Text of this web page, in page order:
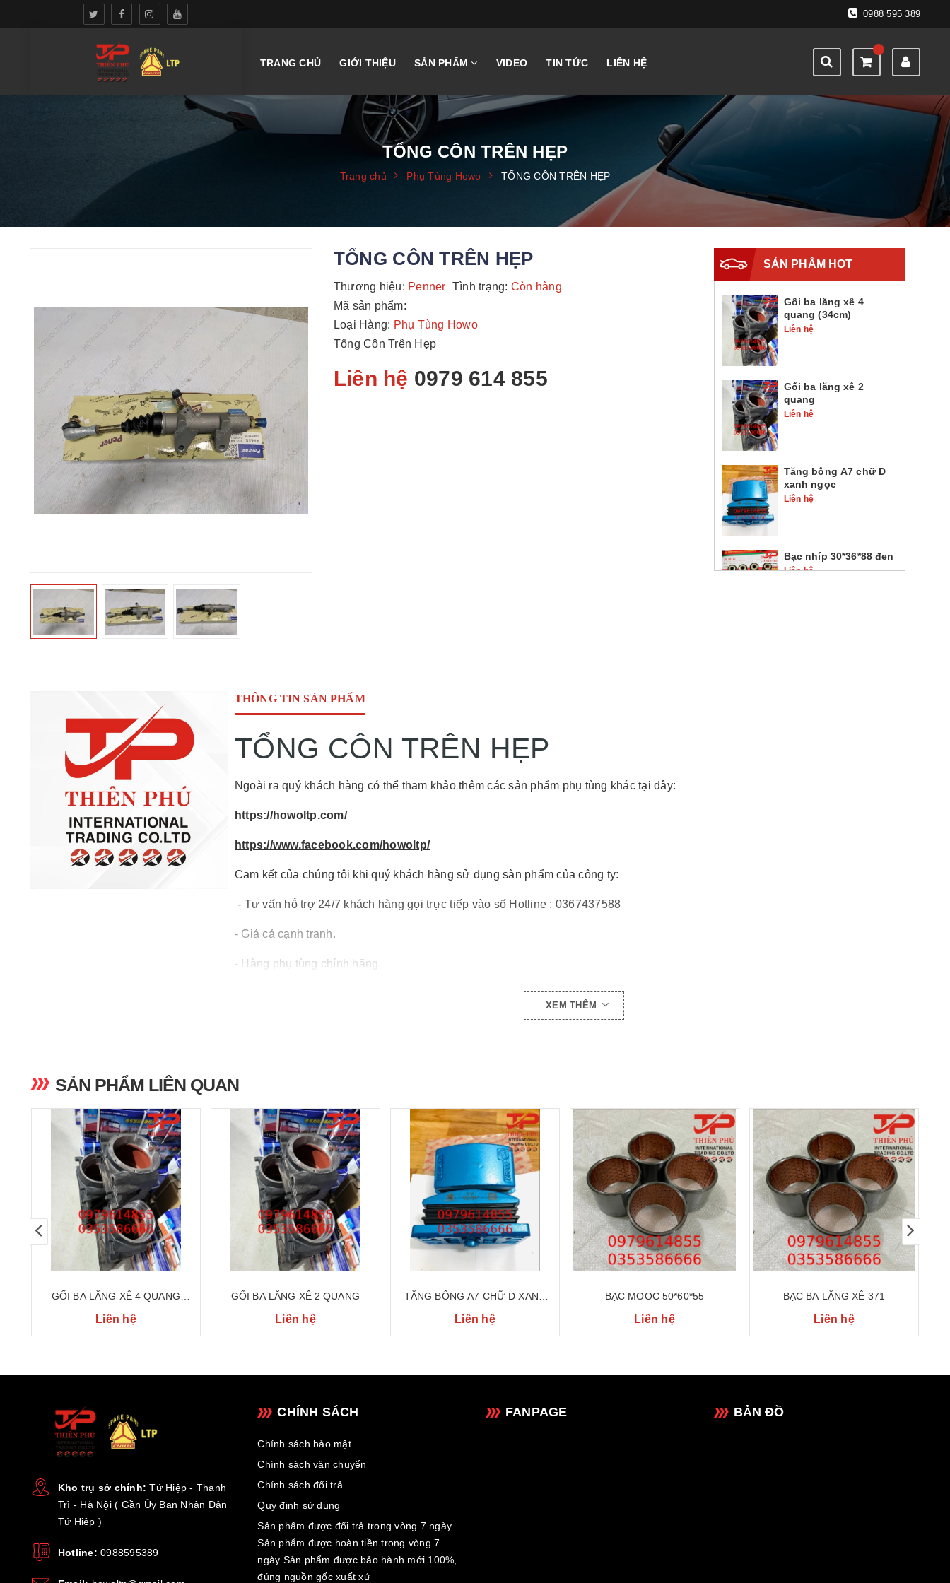
0988 595 389
TRANG CHỦ GIỚI THIỆU SẢN PHẨM VIDEO TIN TỨC LIÊN HỆ
TỔNG CÔN TRÊN HẸP
Trang chủ Phụ Tùng Howo TỔNG CÔN TRÊN HẸP
TỔNG CÔN TRÊN HẸP
Thương hiệu: Penner Tình trạng: Còn hàng
Mã sản phẩm:
Loại Hàng: Phụ Tùng Howo
Tổng Côn Trên Hẹp
Liên hệ 0979 614 855
SẢN PHẨM HOT
Gối ba lăng xê 4
quang (34cm)
Liên hệ
Gối ba lăng xê 2
quang
Liên hệ
Tăng bông A7 chữ D
xanh ngọc
Liên hệ
Bạc nhíp 30*36*88 đen
Liên hệ
THÔNG TIN SẢN PHẨM
TỔNG CÔN TRÊN HẸP
Ngoài ra quý khách hàng có thể tham khảo thêm các sản phẩm phụ tùng khác tại đây:
https://howoltp.com/
https://www.facebook.com/howoltp/
Cam kết của chúng tôi khi quý khách hàng sử dụng sàn phẩm của công ty:
- Tư vấn hỗ trợ 24/7 khách hàng gọi trực tiếp vào số Hotline : 0367437588
- Giá cả cạnh tranh.
- Hàng phụ tùng chính hãng.
- Luôn đồng hành cùng quý khách hàng khi sử dụng sản phẩm.
XEM THÊM
SẢN PHẨM LIÊN QUAN
GỐI BA LĂNG XÊ 4 QUANG
(34CM)
Liên hệ
GỐI BA LĂNG XÊ 2 QUANG
Liên hệ
TĂNG BÔNG A7 CHỮ D XANH
NGỌC
Liên hệ
BẠC MOOC 50*60*55
Liên hệ
BẠC BA LĂNG XÊ 371
Liên hệ
Kho trụ sở chính: Tứ Hiệp - Thanh
Trì - Hà Nội ( Gần Ủy Ban Nhân Dân
Tứ Hiệp )
Hotline: 0988595389
CHÍNH SÁCH
Chính sách bảo mật
Chính sách vận chuyển
Chính sách đổi trả
Quy định sử dụng
Sản phẩm được đổi trả trong vòng 7 ngày
Sản phẩm được hoàn tiền trong vòng 7
ngày Sản phẩm được bảo hành mới 100%,
đúng nguồn gốc xuất xứ
FANPAGE BẢN ĐỒ